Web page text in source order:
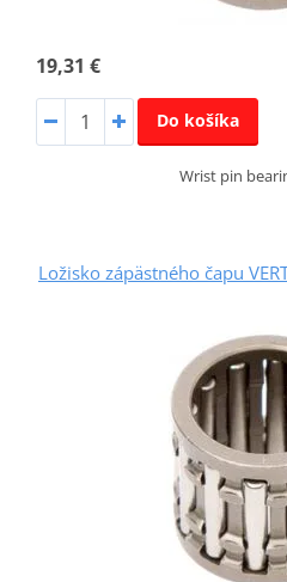
19,31 €
Do košíka
Wrist pin
Ložisko zápästného čapu